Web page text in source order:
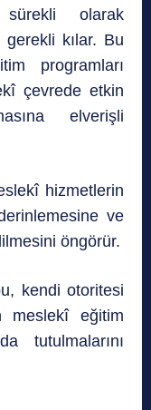
sürekli olarak
gerekli kılar. Bu
programları
çevrede etkin
elverişli
hizmetlerin
ve
öngörür.
otoritesi
meslekî eğitim
tutulmalarını